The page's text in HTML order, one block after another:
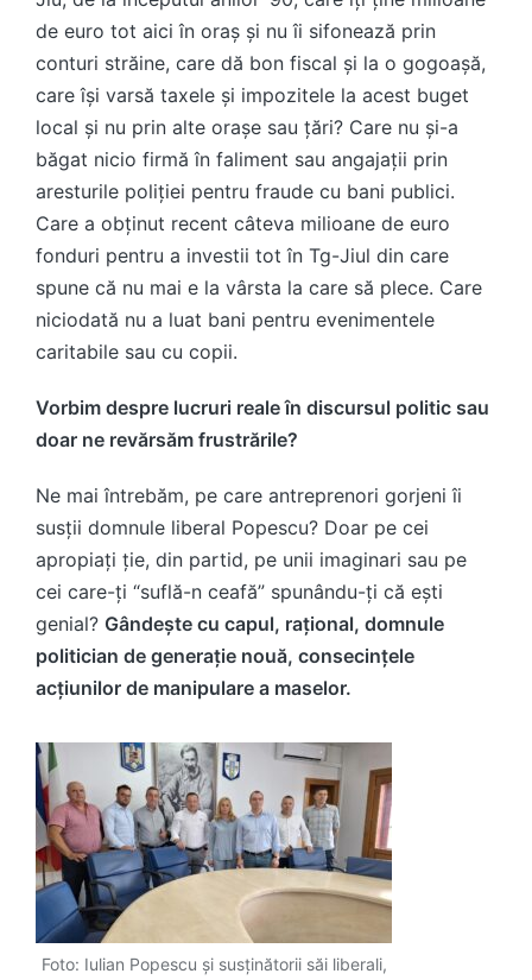
de euro tot aici în oraș și nu îi sifonează prin
conturi străine, care dă bon fiscal și la o gogoașă,
care își varsă taxele și impozitele la acest buget
local și nu prin alte orașe sau țări? Care nu și-a
băgat nicio firmă în faliment sau angajații prin
aresturile poliției pentru fraude cu bani publici.
Care a obținut recent câteva milioane de euro
fonduri pentru a investii tot în Tg-Jiul din care
spune că nu mai e la vârsta la care să plece. Care
niciodată nu a luat bani pentru evenimentele
caritabile sau cu copii.
Vorbim despre lucruri reale în discursul politic sau
doar ne revărsăm frustrările?
Ne mai întrebăm, pe care antreprenori gorjeni îi
susții domnule liberal Popescu? Doar pe cei
apropiați ție, din partid, pe unii imaginari sau pe
cei care-ți “suflă-n ceafă” spunându-ți că ești
genial? Gândește cu capul, rațional, domnule
politician de generație nouă, consecințele
acțiunilor de manipulare a maselor.
Foto: Iulian Popescu și susținătorii săi liberali,